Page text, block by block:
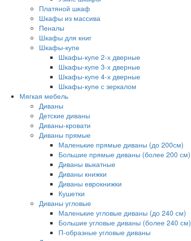
Платяной шкаф
Шкафы из массива
Пеналы
Шкафы для книг
Шкафы-купе
Шкафы-купе 2-х дверные
Шкафы-купе 3-х дверные
Шкафы-купе 4-х дверные
Шкафы-купе с зеркалом
Мягкая мебель
Диваны
Детские диваны
Диваны-кровати
Диваны прямые
Маленькие прямые диваны (до 200см)
Большие прямые диваны (более 200 см)
Диваны выкатные
Диваны книжки
Диваны еврокнижки
Кушетки
Диваны угловые
Маленькие угловые диваны (до 240 см)
Большие угловые диваны (более 240 см)
П-образные угловые диваны